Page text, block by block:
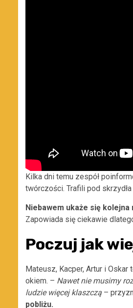
Kilka dni temu zespół
twórczości. Trafili pod
Niebawem ukaże się kolejna
Zapowiada się ciekawie
Poczuj jak
Mateusz, Kacper, Artur i
okiem. – Nawet nie musimy
ludzie więcej klaszczą –
pobliżu.